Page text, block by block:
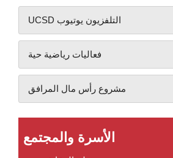
UCSD التلفزيون يوتيوب
فعاليات رياضية حية
مشروع رأس مال المرافق
الأسرة والمجتمع